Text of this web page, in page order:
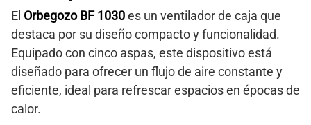
El Orbegozo BF 1030es un ventilador de caja que
destaca por su diseño compacto y funcionalidad.
Equipado con cinco aspas, este dispositivo está
diseñado para ofrecer un flujo de aire constante y
eficiente, ideal para refrescar espacios en épocas de
calor.